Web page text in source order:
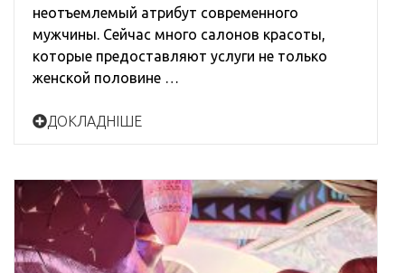
неотъемлемый атрибут современного
мужчины. Сейчас много салонов красоты,
которые предоставляют услуги не только
женской половине …
ДОКЛАДНІШЕ